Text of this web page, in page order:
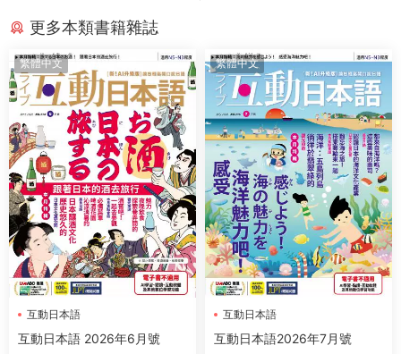
更多本類書籍雜誌
繁體中文
互動日本語
互動日本語 2026年6月號
繁體中文
互動日本語
互動日本語2026年7月號